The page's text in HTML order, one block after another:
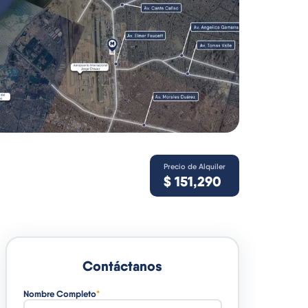
Precio de Alquiler
$ 151,290
Contáctanos
Nombre Completo*